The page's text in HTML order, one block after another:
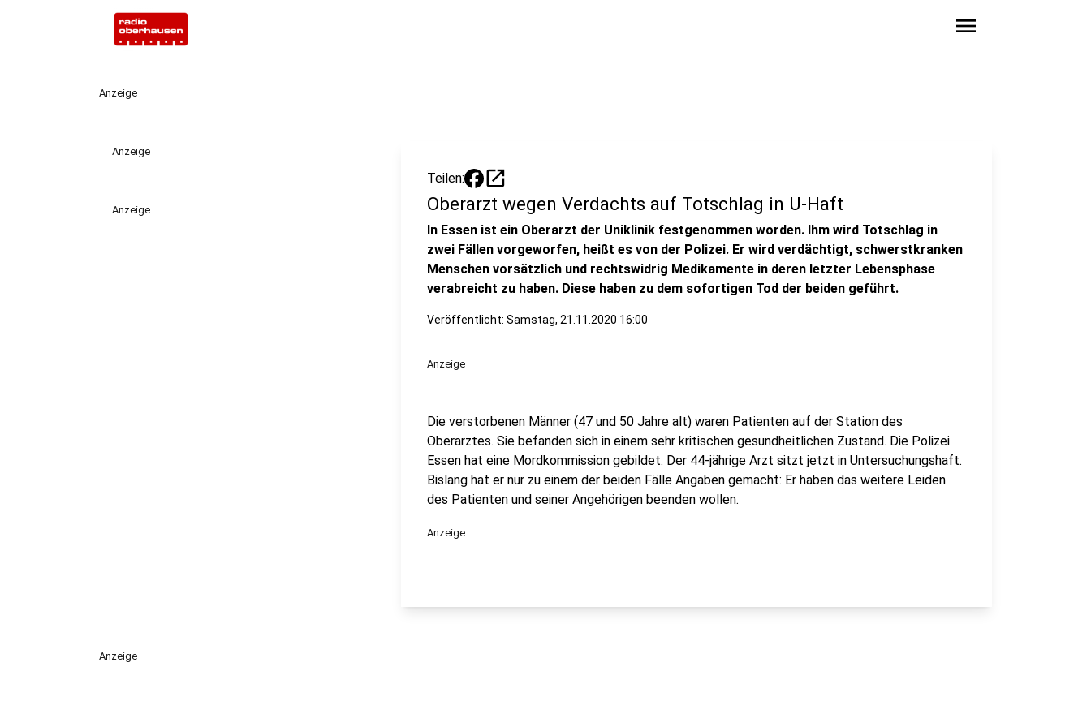
menu
Anzeige
Anzeige
Anzeige
Teilen: open_in_new
Oberarzt wegen Verdachts auf Totschlag in U-Haft
In Essen ist ein Oberarzt der Uniklinik festgenommen worden. Ihm wird Totschlag in
zwei Fällen vorgeworfen, heißt es von der Polizei. Er wird verdächtigt, schwerstkranken
Menschen vorsätzlich und rechtswidrig Medikamente in deren letzter Lebensphase
verabreicht zu haben. Diese haben zu dem sofortigen Tod der beiden geführt.
Veröffentlicht: Samstag, 21.11.2020 16:00
Anzeige
Die verstorbenen Männer (47 und 50 Jahre alt) waren Patienten auf der Station des
Oberarztes. Sie befanden sich in einem sehr kritischen gesundheitlichen Zustand. Die Polizei
Essen hat eine Mordkommission gebildet. Der 44-jährige Arzt sitzt jetzt in Untersuchungshaft.
Bislang hat er nur zu einem der beiden Fälle Angaben gemacht: Er haben das weitere Leiden
des Patienten und seiner Angehörigen beenden wollen.
Anzeige
Anzeige